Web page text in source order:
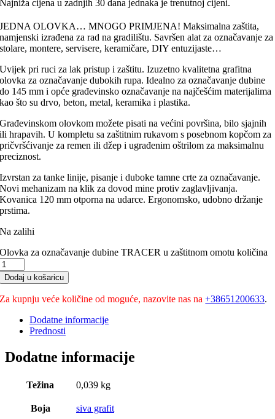
Najniža cijena u zadnjih 30 dana jednaka je trenutnoj cijeni.
JEDNA OLOVKA… MNOGO PRIMJENA! Maksimalna zaštita,
namjenski izrađena za rad na gradilištu. Savršen alat za označavanje za
stolare, montere, servisere, keramičare, DIY entuzijaste…
Uvijek pri ruci za lak pristup i zaštitu. Izuzetno kvalitetna grafitna
olovka za označavanje dubokih rupa. Idealno za označavanje dubine
do 145 mm i opće građevinsko označavanje na najčešćim materijalima
kao što su drvo, beton, metal, keramika i plastika.
Građevinskom olovkom možete pisati na većini površina, bilo sjajnih
ili hrapavih. U kompletu sa zaštitnim rukavom s posebnom kopčom za
pričvršćivanje za remen ili džep i ugrađenim oštrilom za maksimalnu
preciznost.
Izvrstan za tanke linije, pisanje i duboke tamne crte za označavanje.
Novi mehanizam na klik za dovod mine protiv zaglavljivanja.
Kovanica 120 mm otporna na udarce. Ergonomsko, udobno držanje
prstima.
Na zalihi
Olovka za označavanje dubine TRACER u zaštitnom omotu količina
Dodaj u košaricu
Za kupnju veće količine od moguće, nazovite nas na +38651200633.
Dodatne informacije
Prednosti
Dodatne informacije
Težina 0,039 kg
Boja siva grafit